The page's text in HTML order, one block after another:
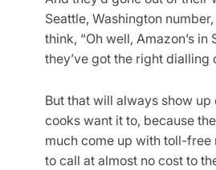
Seattle, Washington
think, “Oh well, Amazon’s in
they’ve got the right dialling
But that will always show
cooks want it to, because
much come up with toll-free
to call at almost no cost to